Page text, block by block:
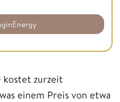
kostet zurzeit
einem Preis von etwa